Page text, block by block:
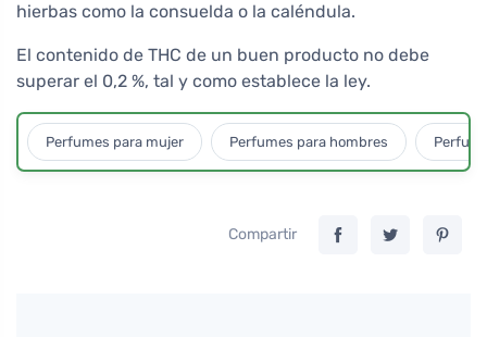
hierbas como la consuelda o la caléndula.
El contenido de THC de un buen producto no debe
superar el 0,2 %, tal y como establece la ley.
Perfumes para mujer Perfumes para hombres
Compartir